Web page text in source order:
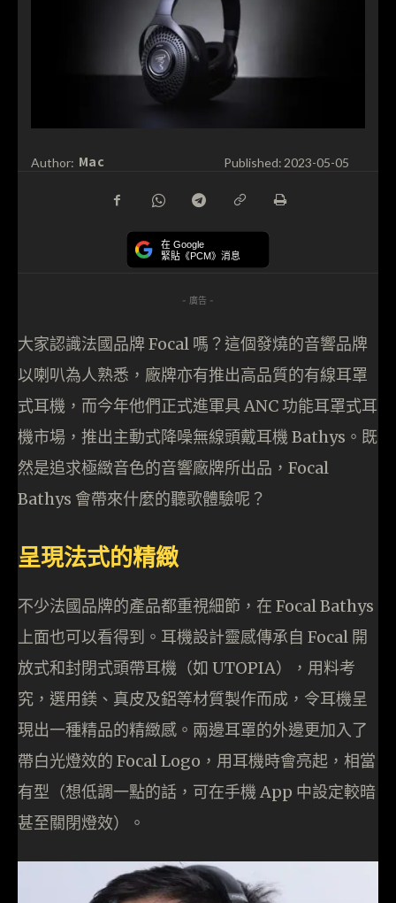
Author: Mac Published: 2023-05-05
在 Google
緊貼《PCM》消息
- 廣告 -
大家認識法國品牌 Focal 嗎？這個發燒的音響品牌
以喇叭為人熟悉，廠牌亦有推出高品質的有線耳罩
式耳機，而今年他們正式進軍具 ANC 功能耳罩式耳
機市場，推出主動式降噪無線頭戴耳機 Bathys。既
然是追求極緻音色的音響廠牌所出品，Focal
Bathys 會帶來什麼的聽歌體驗呢？
呈現法式的精緻
不少法國品牌的產品都重視細節，在 Focal Bathys
上面也可以看得到。耳機設計靈感傳承自 Focal 開
放式和封閉式頭帶耳機（如 UTOPIA），用料考
究，選用鎂、真皮及鋁等材質製作而成，令耳機呈
現出一種精品的精緻感。兩邊耳罩的外邊更加入了
帶白光燈效的 Focal Logo，用耳機時會亮起，相當
有型（想低調一點的話，可在手機 App 中設定較暗
甚至關閉燈效）。